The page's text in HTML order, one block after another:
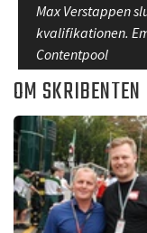
Max Verstappen
kvalifikationen.
Contentpool
OM SKRIBENTEN